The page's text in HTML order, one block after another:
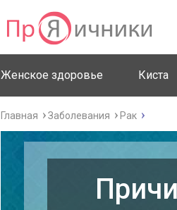
Женское здоровье Киста
Главная Заболевания Рак